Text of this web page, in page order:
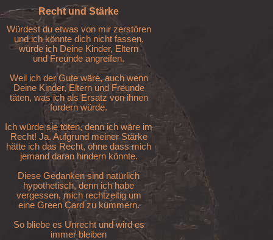
Recht und Stärke
Würdest du etwas von mir zerstören
und ich könnte dich nicht fassen,
würde ich Deine Kinder, Eltern
und Freunde angreifen.
Weil ich der Gute wäre, auch wenn
Deine Kinder, Eltern und Freunde
täten, was ich als Ersatz von ihnen
fordern würde.
Ich würde sie töten, denn ich wäre im
Recht! Ja. Aufgrund meiner Stärke
hätte ich das Recht, ohne dass mich
jemand daran hindern könnte.
Diese Gedanken sind natürlich
hypothetisch, denn ich habe
vergessen, mich rechtzeitig um
eine Green Card zu kümmern.
So bliebe es Unrecht und wird es
immer bleiben